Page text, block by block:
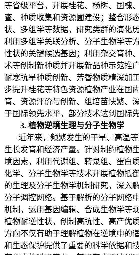
等省级平台，开展桂花、杨树、国槐
查、种质收集和资源圃建设；整合形
状、多组学等数据，研究类群的演化
利用多组学关联分析、分子生物学等
性状的关键候选基因；利用杂交育种
术等创制新种质并开展新品种示范推
耐寒抗旱种质创新、芳香物质精深加
步提升桂花等特色资源植物产业在国
育、资源评价与创新、组培苗快繁、
于国际领先水平，部分技术达到国际
3. 植物逆境生理与分子生物学
近年来，频繁发生的干旱、高温等
生长发育和经济产量。针对制约植物
境因素，利用代谢组、转录组、蛋白
化学、分子生物学等技术开展植物抵
的生理及分子生物学机制研究，深入
分子调控网络。基于解析的分子网络
机制，运用基因编辑、合成生物学等
植物耐逆性状，创制高抗性、高产优
方向不仅有助于理解植物在逆境中的
和生态保护提供了重要的科学依据和